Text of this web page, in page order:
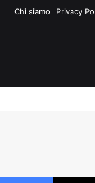
Chi siamo
Privacy